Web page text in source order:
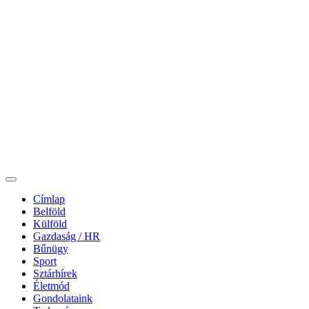
Címlap
Belföld
Külföld
Gazdaság / HR
Bűnügy
Sport
Sztárhírek
Életmód
Gondolataink